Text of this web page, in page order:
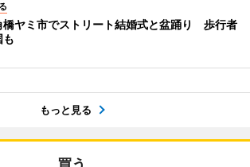
橋ヤミ市でストリート結婚式と盆踊り 歩行者
も
もっと見る